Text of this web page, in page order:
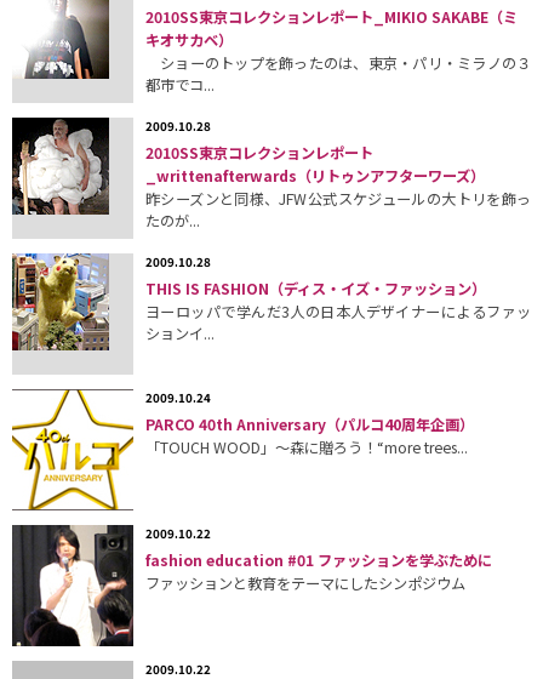
2010SS東京コレクションレポート_MIKIO SAKABE（ミ
キオサカベ）
ショーのトップを飾ったのは、東京・パリ・ミラノの３
都市でコ...
2009.10.28
2010SS東京コレクションレポート
_writtenafterwards（リトゥンアフターワーズ）
昨シーズンと同様、JFW公式スケジュールの大トリを飾っ
たのが...
2009.10.28
THIS IS FASHION（ディス・イズ・ファッション）
ヨーロッパで学んだ3人の日本人デザイナーによるファッ
ションイ...
2009.10.24
PARCO 40th Anniversary（パルコ40周年企画）
「TOUCH WOOD」〜森に贈ろう！“more trees...
2009.10.22
fashion education #01 ファッションを学ぶために
ファッションと教育をテーマにしたシンポジウム
2009.10.22